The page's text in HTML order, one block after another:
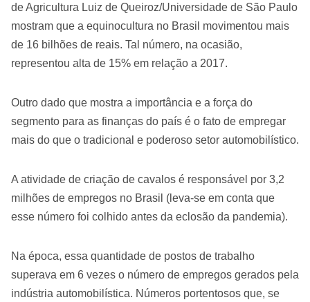
de Agricultura Luiz de Queiroz/Universidade de São Paulo
mostram que a equinocultura no Brasil movimentou mais
de 16 bilhões de reais. Tal número, na ocasião,
representou alta de 15% em relação a 2017.
Outro dado que mostra a importância e a força do
segmento para as finanças do país é o fato de empregar
mais do que o tradicional e poderoso setor automobilístico.
A atividade de criação de cavalos é responsável por 3,2
milhões de empregos no Brasil (leva-se em conta que
esse número foi colhido antes da eclosão da pandemia).
Na época, essa quantidade de postos de trabalho
superava em 6 vezes o número de empregos gerados pela
indústria automobilística. Números portentosos que, se